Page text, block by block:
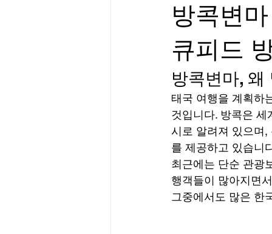
방콕변
큐피드
방콕변마,
태국 여행을 계획하
것입니다. 방콕은
시로 알려져 있으며
를 제공하고 있습니
최근에는 단순 관광
행객들이 많아지면
그중에서도 많은 한